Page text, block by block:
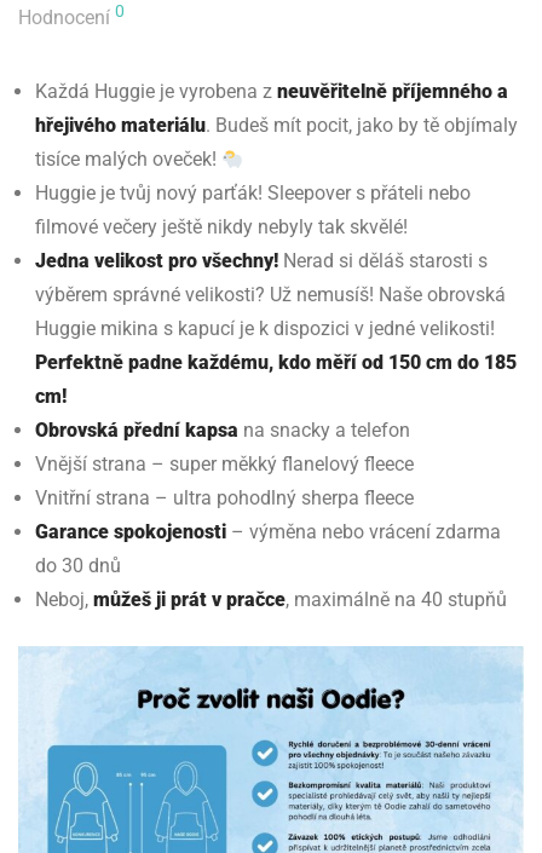
Hodnocení 0
Každá Huggie je vyrobena z neuvěřitelně příjemného a
hřejivého materiálu. Budeš mít pocit, jako by tě objímaly
tisíce malých oveček!
Huggie je tvůj nový parťák! Sleepover s přáteli nebo
filmové večery ještě nikdy nebyly tak skvělé!
Jedna velikost pro všechny! Nerad si děláš starosti s
výběrem správné velikosti? Už nemusíš! Naše obrovská
Huggie mikina s kapucí je k dispozici v jedné velikosti!
Perfektně padne každému, kdo měří od 150 cm do 185
cm!
Obrovská přední kapsa na snacky a telefon
Vnější strana – super měkký flanelový fleece
Vnitřní strana – ultra pohodlný sherpa fleece
Garance spokojenosti – výměna nebo vrácení zdarma
do 30 dnů
Neboj, můžeš ji prát v pračce, maximálně na 40 stupňů